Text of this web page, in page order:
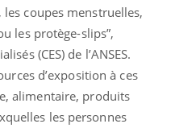
coupes menstruelles,
les protège-slips”,
(CES) de l’ANSES.
d’exposition à ces
alimentaire, produits
les personnes